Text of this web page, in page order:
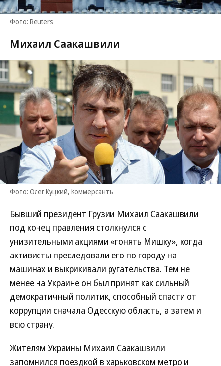
Фото: Reuters
Михаил Саакашвили
Фото: Олег Куцкий, Коммерсантъ
Бывший президент Грузии Михаил Саакашвили
под конец правления столкнулся с
унизительными акциями «гонять Мишку», когда
активисты преследовали его по городу на
машинах и выкрикивали ругательства. Тем не
менее на Украине он был принят как сильный
демократичный политик, способный спасти от
коррупции сначала Одесскую область, а затем и
всю страну.
Жителям Украины Михаил Саакашвили
запомнился поездкой в харьковском метро и